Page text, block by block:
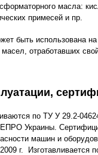
масла:
примесей и пр.
быть использована
отработавших
по ТУ У 29.2-
Украины.
машин и
г. Изготавливается